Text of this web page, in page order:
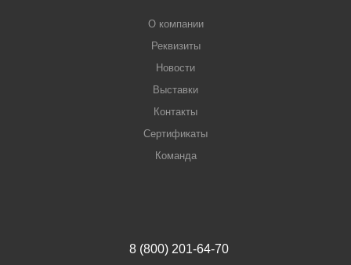
О компании
Реквизиты
Новости
Выставки
Контакты
Сертификаты
Команда
8 (800) 201-64-70